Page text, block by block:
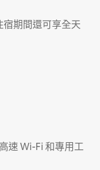
期間還可享全天
速 Wi-Fi 和專用工